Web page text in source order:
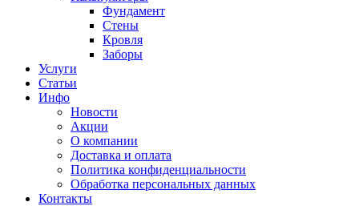
Фундамент
Стены
Кровля
Заборы
Услуги
Статьи
Инфо
Новости
Акции
О компании
Доставка и оплата
Политика конфиденциальности
Обработка персональных данных
Контакты